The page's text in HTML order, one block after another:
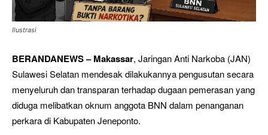
Ilustrasi
BERANDANEWS – Makassar, Jaringan Anti Narkoba (JAN)
Sulawesi Selatan mendesak dilakukannya pengusutan secara
menyeluruh dan transparan terhadap dugaan pemerasan yang
diduga melibatkan oknum anggota BNN dalam penanganan
perkara di Kabupaten Jeneponto.